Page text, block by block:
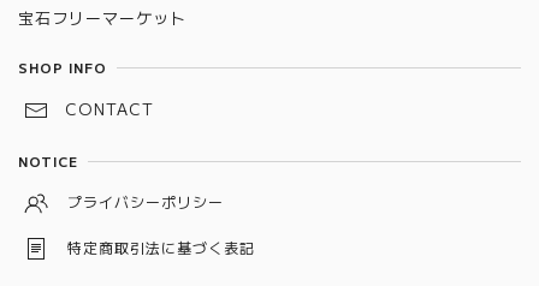
クッション
オーバル
バケット
モディフィファイ
USカット
ローズ
宝石フリーマーケット
SHOP INFO
CONTACT
NOTICE
プライバシーポリシー
特定商取引法に基づく表記